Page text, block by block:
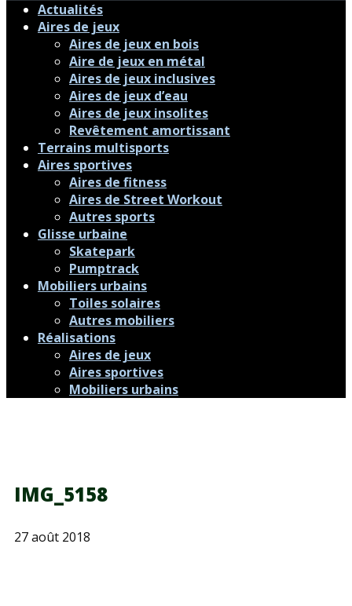
Actualités
Aires de jeux
Aires de jeux en bois
Aire de jeux en métal
Aires de jeux inclusives
Aires de jeux d’eau
Aires de jeux insolites
Revêtement amortissant
Terrains multisports
Aires sportives
Aires de fitness
Aires de Street Workout
Autres sports
Glisse urbaine
Skatepark
Pumptrack
Mobiliers urbains
Toiles solaires
Autres mobiliers
Réalisations
Aires de jeux
Aires sportives
Mobiliers urbains
IMG_5158
27 août 2018